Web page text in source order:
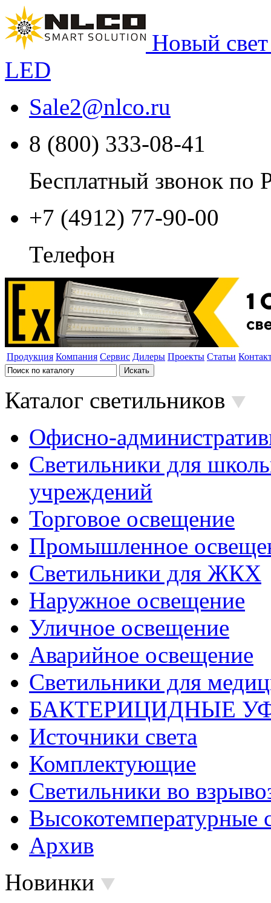
Новый
LED
Sale2@nlco.ru
8 (800) 333-08-41
Бесплатный звонок по
+7 (4912) 77-90-00
Телефон
Продукция Компания Сервис Дилеры Проекты Статьи
Каталог светильников
Офисно-
Светильники для
учреждений
Торговое освещение
Промышленное
Светильники для ЖКХ
Наружное освещение
Уличное освещение
Аварийное освещение
Светильники для
БАКТЕРИЦИДНЫЕ
Источники света
Комплектующие
Светильники во
Высокотемпературные
Архив
Новинки